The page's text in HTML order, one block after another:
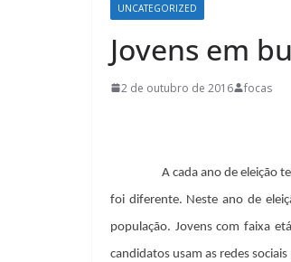
UNCATEGORIZED
Jovens em
2 de outubro de 2016 focas
A cada ano de eleição
foi diferente. Neste ano de
população. Jovens com faixa
candidatos usam as redes